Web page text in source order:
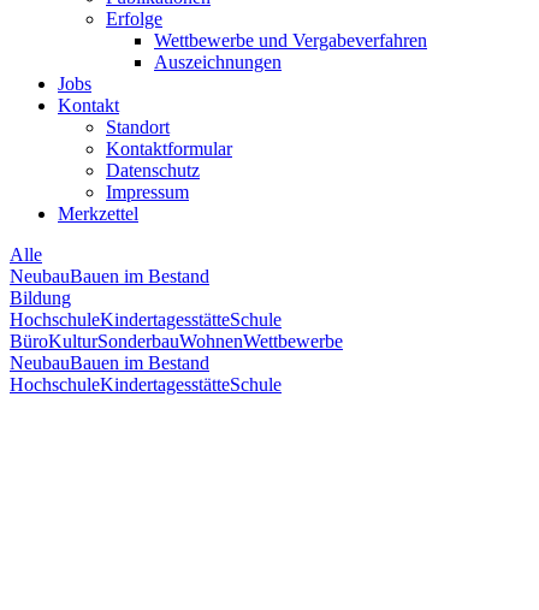
Erfolge
Wettbewerbe und Vergabeverfahren
Auszeichnungen
Jobs
Kontakt
Standort
Kontaktformular
Datenschutz
Impressum
Merkzettel
Alle
NeubauBauen im Bestand
Bildung
HochschuleKindertagesstätteSchule
BüroKulturSonderbauWohnenWettbewerbe
NeubauBauen im Bestand
HochschuleKindertagesstätteSchule